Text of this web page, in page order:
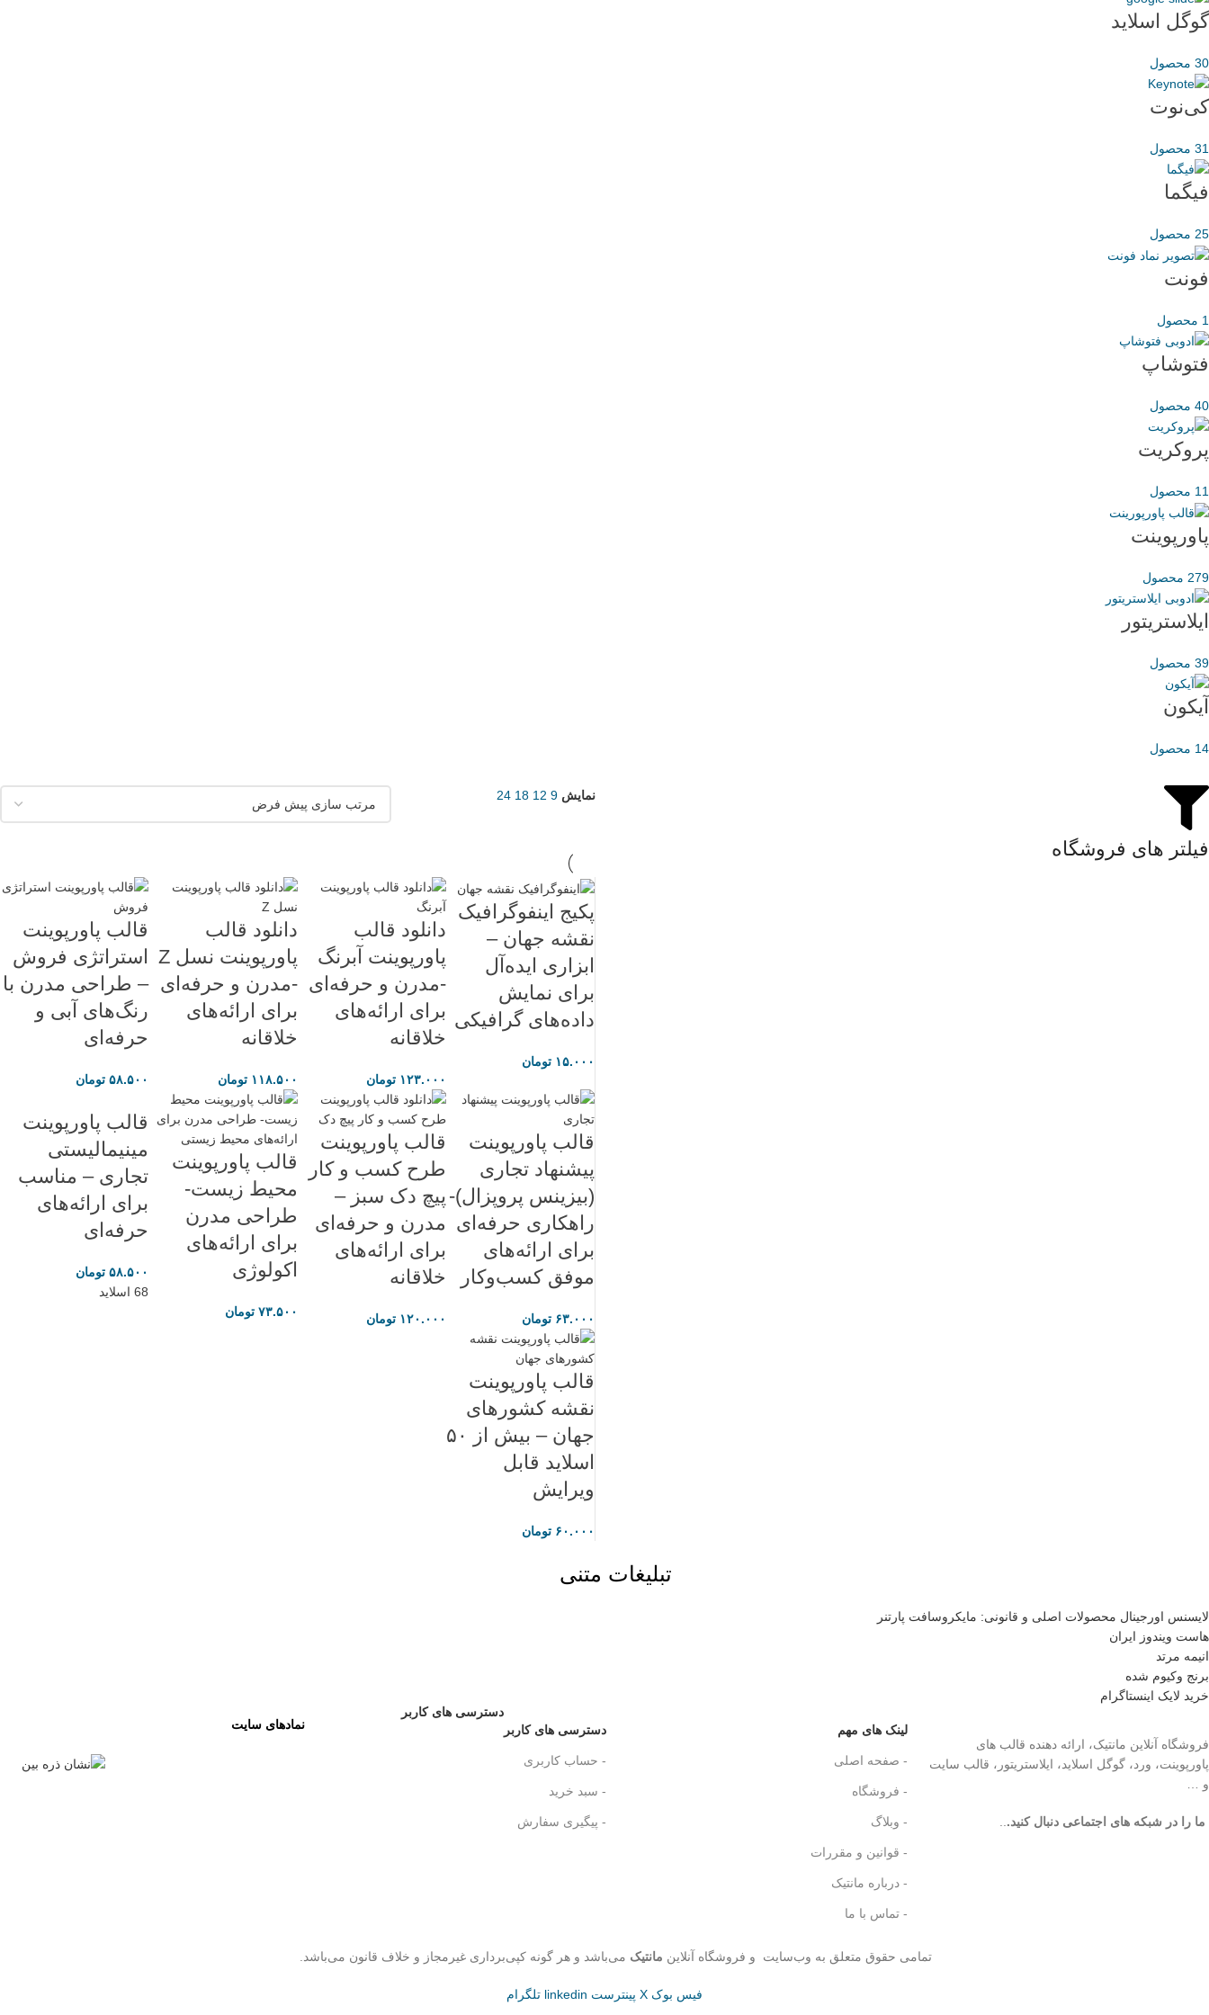
گوگل اسلاید
30 محصول
کی‌نوت
31 محصول
فیگما
25 محصول
فونت
1 محصول
فتوشاپ
40 محصول
پروکریت
11 محصول
پاورپوینت
279 محصول
ایلاستریتور
39 محصول
آیکون
14 محصول
فیلتر های فروشگاه
نمایش 9
12
18
24
پکیج اینفوگرافیک
نقشه جهان –
ابزاری ایده‌آل
برای نمایش
داده‌های گرافیکی
۱۵.۰۰۰ تومان
دانلود قالب
پاورپوینت آبرنگ
-مدرن و حرفه‌ای
برای ارائه‌های
خلاقانه
۱۲۳.۰۰۰ تومان
دانلود قالب
پاورپوینت نسل Z
-مدرن و حرفه‌ای
برای ارائه‌های
خلاقانه
۱۱۸.۵۰۰ تومان
قالب پاورپوینت
استراتژی فروش
– طراحی مدرن با
رنگ‌های آبی و
حرفه‌ای
۵۸.۵۰۰ تومان
قالب پاورپوینت
پیشنهاد تجاری
(بیزینس پروپزال)-
راهکاری حرفه‌ای
برای ارائه‌های
موفق کسب‌وکار
۶۳.۰۰۰ تومان
قالب پاورپوینت
طرح کسب و کار
پیچ دک سبز –
مدرن و حرفه‌ای
برای ارائه‌های
خلاقانه
۱۲۰.۰۰۰ تومان
قالب پاورپوینت
محیط زیست-
طراحی مدرن
برای ارائه‌های
اکولوژی
۷۳.۵۰۰ تومان
قالب پاورپوینت
مینیمالیستی
تجاری – مناسب
برای ارائه‌های
حرفه‌ای
۵۸.۵۰۰ تومان
68 اسلاید
قالب پاورپوینت
نقشه کشورهای
جهان – بیش از ۵۰
اسلاید قابل
ویرایش
۶۰.۰۰۰ تومان
تبلیغات متنی
لایسنس اورجینال محصولات اصلی و قانونی: مایکروسافت پارتنر
هاست ویندوز ایران
انیمه مرتد
برنج وکیوم شده
خرید لایک اینستاگرام
فروشگاه آنلاین مانتیک، ارائه دهنده قالب های
پاورپوینت، ورد، گوگل اسلاید، ایلاستریتور، قالب سایت
و …
ما را در شبکه های اجتماعی دنبال کنید...
لینک های مهم
- صفحه اصلی
- فروشگاه
- وبلاگ
- قوانین و مقررات
- درباره مانتیک
- تماس با ما
دسترسی های کاربر
دسترسی های کاربر
- حساب کاربری
- سبد خرید
- پیگیری سفارش
نمادهای سایت
تمامی حقوق متعلق به وب‌سایت و فروشگاه‌ آنلاین مانتیک می‌باشد و هر گونه کپی‌برداری غیرمجاز و خلاف قانون می‌باشد.
فیس بوک X پینترست linkedin تلگرام